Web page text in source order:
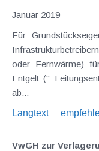
Januar 2019
Für Grundstückseigentümer oder -bewirtschafter, die von
Infrastrukturbetreibern (aus den Bereichen Strom, Gas, Erdöl
oder Fernwärme) für die Benützung des Grundstücks ein
Entgelt (" Leitungsentschädigung ") erhalten , ergeben sich
ab...
Langtext
VwGH zur